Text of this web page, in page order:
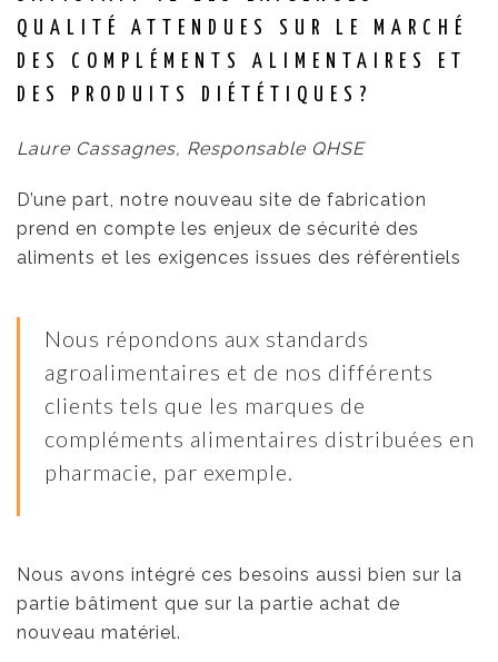
QUALITÉ ATTENDUES SUR LE MARCHÉ
DES COMPLÉMENTS ALIMENTAIRES ET
DES PRODUITS DIÉTÉTIQUES?
Laure Cassagnes, Responsable QHSE
D’une part, notre nouveau site de fabrication
prend en compte les enjeux de sécurité des
aliments et les exigences issues des référentiels
Nous répondons aux standards
agroalimentaires et de nos différents
clients tels que les marques de
compléments alimentaires distribuées en
pharmacie, par exemple.
Nous avons intégré ces besoins aussi bien sur la
partie bâtiment que sur la partie achat de
nouveau matériel.